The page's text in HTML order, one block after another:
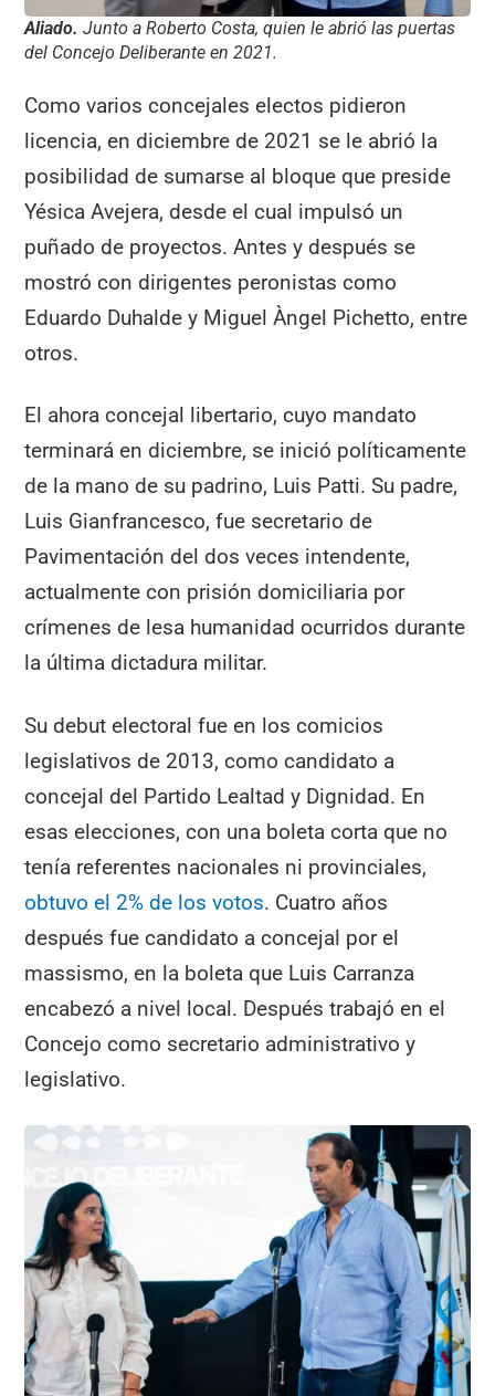
Aliado. Junto a Roberto Costa, quien le abrió las puertas
del Concejo Deliberante en 2021.
Como varios concejales electos pidieron
licencia, en diciembre de 2021 se le abrió la
posibilidad de sumarse al bloque que preside
Yésica Avejera, desde el cual impulsó un
puñado de proyectos. Antes y después se
mostró con dirigentes peronistas como
Eduardo Duhalde y Miguel Àngel Pichetto, entre
otros.
El ahora concejal libertario, cuyo mandato
terminará en diciembre, se inició políticamente
de la mano de su padrino, Luis Patti. Su padre,
Luis Gianfrancesco, fue secretario de
Pavimentación del dos veces intendente,
actualmente con prisión domiciliaria por
crímenes de lesa humanidad ocurridos durante
la última dictadura militar.
Su debut electoral fue en los comicios
legislativos de 2013, como candidato a
concejal del Partido Lealtad y Dignidad. En
esas elecciones, con una boleta corta que no
tenía referentes nacionales ni provinciales,
obtuvo el 2% de los votos. Cuatro años
después fue candidato a concejal por el
massismo, en la boleta que Luis Carranza
encabezó a nivel local. Después trabajó en el
Concejo como secretario administrativo y
legislativo.